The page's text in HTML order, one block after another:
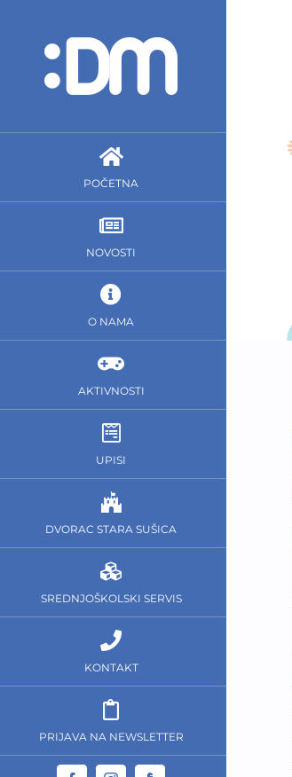
content
POČETNA
NOVOSTI
O NAMA
AKTIVNOSTI
UPISI
DVORAC STARA SUŠICA
SREDNJOŠKOLSKI SERVIS
KONTAKT
PRIJAVA NA NEWSLETTER